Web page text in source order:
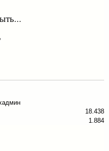
18.438
1.884